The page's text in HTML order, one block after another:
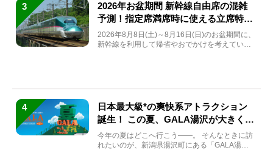
3
2026年お盆期間 新幹線自由席の混雑
予測！指定席満席時に使える立席特急
券も解説
2026年8月8日(土)～8月16日(日)のお盆期間に、
新幹線を利用して帰省やおでかけを考えている
4
日本最大級*の爽快系アトラクション
誕生！ この夏、GALA湯沢が大きく生
まれ変わる
今年の夏はどこへ行こう――。 そんなときに訪
れたいのが、新潟県湯沢町にある「GALA湯